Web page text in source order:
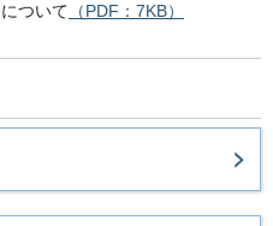
について （PDF：7KB）